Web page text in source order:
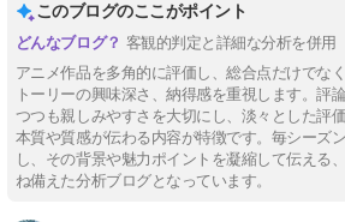
このブログのここがポイント
客観的判定と詳細な分析を併用
アニメ作品を多角的に評価し、総合点だけでな
トーリーの興味深さ、納得感を重視します。評
つつも親しみやすさを大切にし、淡々とした評
本質や質感が伝わる内容が特徴です。毎シーズ
し、その背景や魅力ポイントを凝縮して伝える
ね備えた分析ブログとなっています。